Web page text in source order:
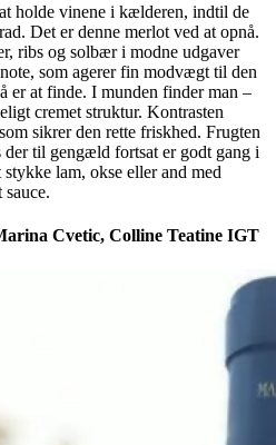
holde vinene i kælderen, indtil de
Det er denne merlot ved at opnå.
ribs og solbær i modne udgaver
som agerer fin modvægt til den
er at finde. I munden finder man –
cremet struktur. Kontrasten
sikrer den rette friskhed. Frugten
til gengæld fortsat er godt gang i
lam, okse eller and med
Cvetic, Colline Teatine IGT